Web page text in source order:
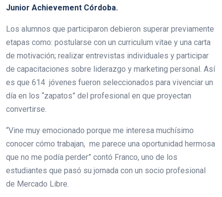
Junior Achievement Córdoba.
Los alumnos que participaron debieron superar previamente
etapas como: postularse con un curriculum vitae y una carta
de motivación; realizar entrevistas individuales y participar
de capacitaciones sobre liderazgo y marketing personal. Así
es que 614 jóvenes fueron seleccionados para vivenciar un
día en los “zapatos” del profesional en que proyectan
convertirse.
“Vine muy emocionado porque me interesa muchísimo
conocer cómo trabajan, me parece una oportunidad hermosa
que no me podía perder” contó Franco, uno de los
estudiantes que pasó su jornada con un socio profesional
de Mercado Libre.